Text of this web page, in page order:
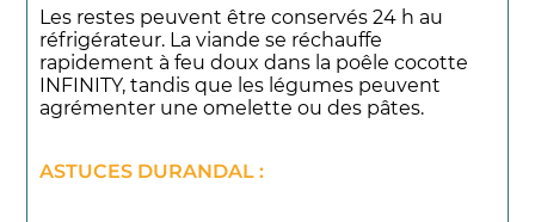
Les restes peuvent être conservés 24 h au
réfrigérateur. La viande se réchauffe
rapidement à feu doux dans la poêle cocotte
INFINITY, tandis que les légumes peuvent
agrémenter une omelette ou des pâtes.
ASTUCES DURANDAL :